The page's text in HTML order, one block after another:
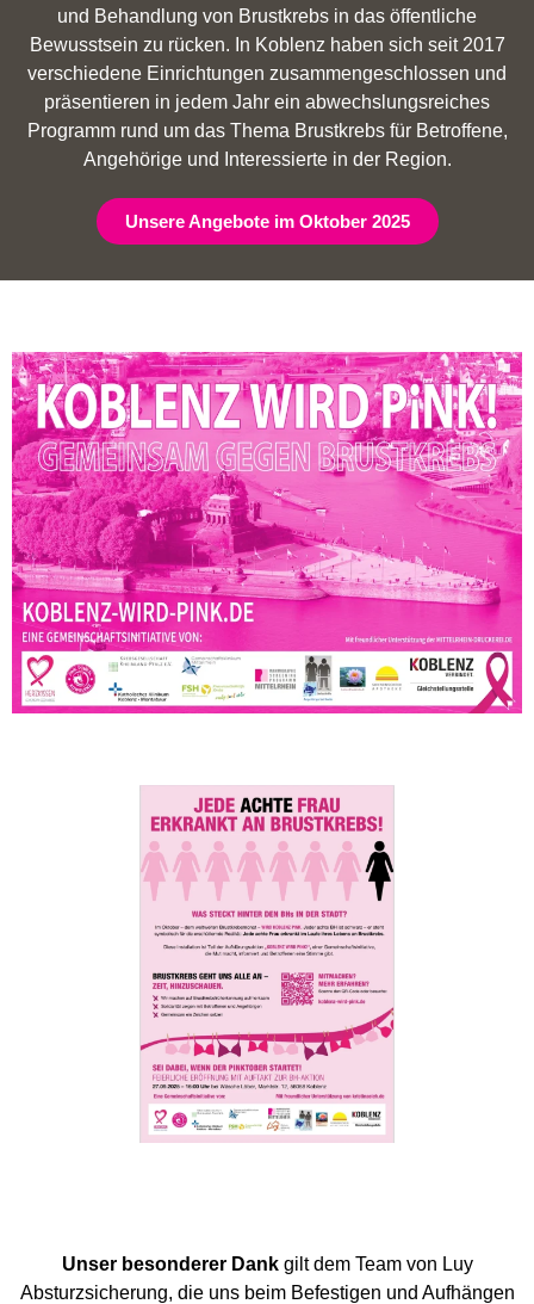
und Behandlung von Brustkrebs in das öffentliche
Bewusstsein zu rücken. In Koblenz haben sich seit 2017
verschiedene Einrichtungen zusammengeschlossen und
präsentieren in jedem Jahr ein abwechslungsreiches
Programm rund um das Thema Brustkrebs für Betroffene,
Angehörige und Interessierte in der Region.
Unsere Angebote im Oktober 2025
Unser besonderer Dankgilt dem Team von Luy
Absturzsicherung, die uns beim Befestigen und Aufhängen